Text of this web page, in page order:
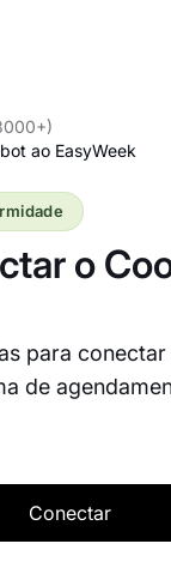
ao EasyWeek
o
para
de
Conectar